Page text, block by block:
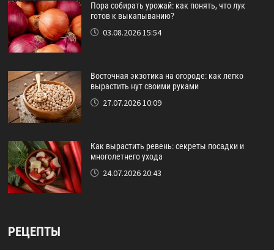
Пора собирать урожай: как понять, что лук
готов к выкапыванию?
03.08.2026 15:54
Восточная экзотика на огороде: как легко
вырастить нут своими руками
27.07.2026 10:09
Как вырастить ревень: секреты посадки и
многолетнего ухода
24.07.2026 20:43
РЕЦЕПТЫ